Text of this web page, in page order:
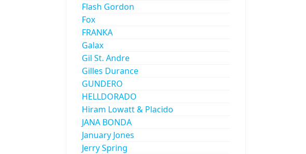
Flash Gordon
Fox
FRANKA
Galax
Gil St. Andre
Gilles Durance
GUNDERO
HELLDORADO
Hiram Lowatt & Placido
JANA BONDA
January Jones
Jerry Spring